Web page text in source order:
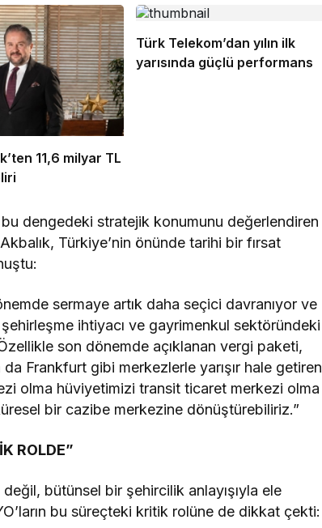
11,6 milyar TL
Türk Telekom’dan yılın ilk
yarısında güçlü performans
dengedeki stratejik konumunu değerlendiren
Türkiye’nin önünde tarihi bir fırsat
sermaye artık daha seçici davranıyor ve
ihtiyacı ve gayrimenkul sektöründeki
son dönemde açıklanan vergi paketi,
Frankfurt gibi merkezlerle yarışır hale getiren
olma hüviyetimizi transit ticaret merkezi olma
bir cazibe merkezine dönüştürebiliriz.”
ROLDE”
bütünsel bir şehircilik anlayışıyla ele
bu süreçteki kritik rolüne de dikkat çekti: